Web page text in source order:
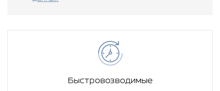
Быстровозводимые